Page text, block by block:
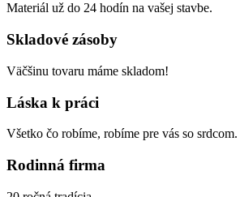
Materiál už do 24 hodín na vašej stavbe.
Skladové zásoby
Väčšinu tovaru máme skladom!
Láska k práci
Všetko čo robíme, robíme pre vás so srdcom.
Rodinná firma